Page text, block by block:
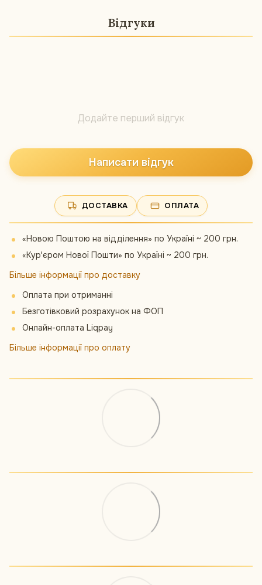
Відгуки
Додайте перший відгук
Написати відгук
ДОСТАВКА ОПЛАТА
«Новою Поштою на відділення» по Україні ~ 200 грн.
«Кур'єром Нової Пошти» по Україні ~ 200 грн.
Більше інформації про доставку
Оплата при отриманні
Безготівковий розрахунок на ФОП
Онлайн-оплата Liqpay
Більше інформації про оплату